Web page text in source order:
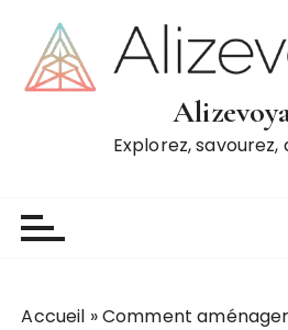
Explorez, savourez,
Accueil »Comment